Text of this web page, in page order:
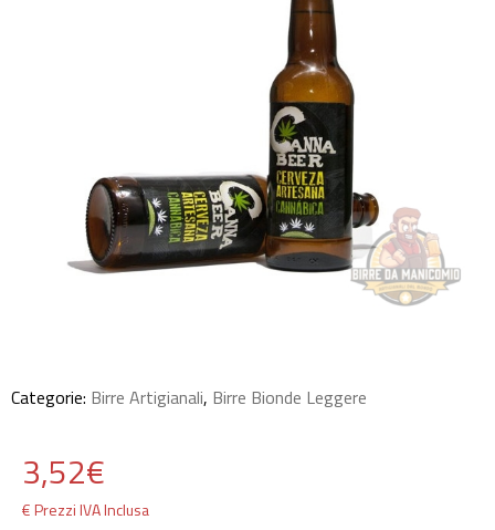
Categorie: Birre Artigianali, Birre Bionde Leggere
3,52€
€ Prezzi IVA Inclusa